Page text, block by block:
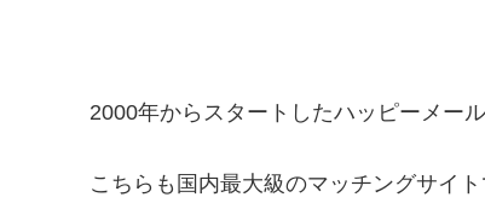
2000年からスタートしたハッピーメール
こちらも国内最大級のマッチングサイ